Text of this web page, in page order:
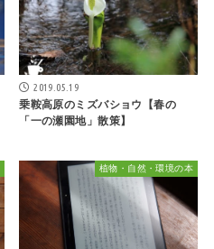
2019.05.19
乗鞍高原のミズバショウ【春の
「一の瀬園地」散策】
植物・自然・環境の本